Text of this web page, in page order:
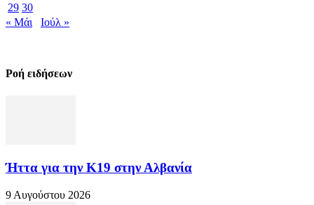
29 30
« Μάι
Ιούλ »
Ροή ειδήσεων
Ήττα για την Κ19 στην Αλβανία
9 Αυγούστου 2026